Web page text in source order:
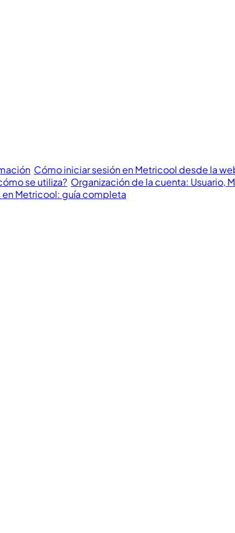
Cómo iniciar sesión en Metricool desde la
se utiliza? Organización de la cuenta: Usuario,
Metricool: guía completa